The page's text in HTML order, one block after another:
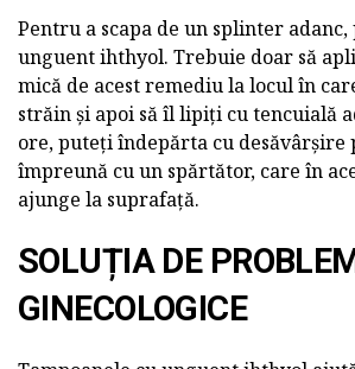
Pentru a scapa de un splinter
unguent ihthyol. Trebuie doar să
mică de acest remediu la locul în
străin și apoi să îl lipiți cu tencuială
ore, puteți îndepărta cu desăvârșire
împreună cu un spărtător, care în
ajunge la suprafață.
SOLUȚIA DE
GINECOLOGICE